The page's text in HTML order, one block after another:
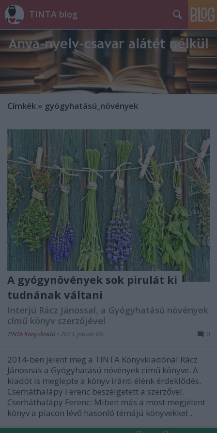
TINTA blog
Címkék » gyógyhatású_növények
A gyógynövények sok pirulát ki
tudnának váltani
Interjú Rácz Jánossal, a Gyógyhatású növények
című könyv szerzőjével
TINTA Könyvkiadó • 2023. január 09. 0
2014-ben jelent meg a TINTA Könyvkiadónál Rácz
Jánosnak a Gyógyhatású növények című könyve. A
kiadót is meglepte a könyv iránti élénk érdeklődés.
Cserháthalápy Ferenc beszélgetett a szerzővel.
Cserháthalápy Ferenc: Miben más a most megjelent
könyv a piacon lévő hasonló témájú könyvekkel…